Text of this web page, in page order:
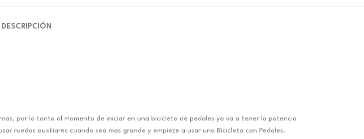
DESCRIPCIÓN
por lo tanto al momento de iniciar en una bicicleta de pedales ya va a tener la potencia
ruedas auxiliares cuando sea mas grande y empieze a usar una Bicicleta con Pedales.